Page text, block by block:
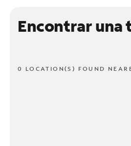
Encontrar una
0 LOCATION(S) FOUND